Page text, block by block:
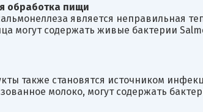
обработка пищи
является неправильная
могут содержать живые бактерии
также становятся источником
молоко, могут содержать